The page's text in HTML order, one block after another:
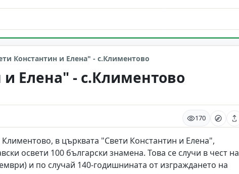
Константин и Елена" - с.Климентово
Елена" - с.Климентово
170
в църквата "Свети Константин и Елена",
освети 100 български знамена. Това се случи в чест на
и по случай 140-годишнината от изграждането на